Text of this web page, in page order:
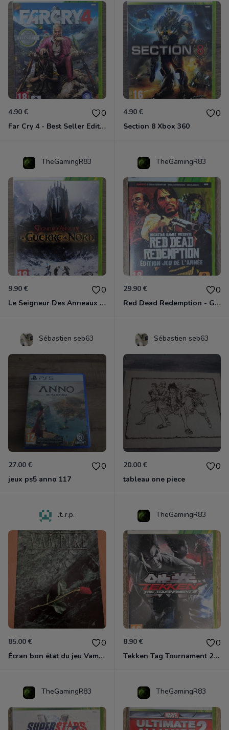
4.90 € 0
Far Cry 4 - Best Seller Edition Xbox 360
4.90 € 0
Section 8 Xbox 360
TheGamingR83
9.90 € 0
Le Seigneur Des Anneaux - La Guerre Du Nord Xbox 360
TheGamingR83
29.90 € 0
Red Dead Redemption - Game Of The Year Xbox 360
Sébastien seb63
27.00 € 0
jeux ps5 anno 117
Sébastien seb63
20.00 € 0
tableau one piece
.t..r.p.
85.00 € 0
Écran bon état du jeu Vampire et livre de règles « la mascarade » état d’usage
TheGamingR83
8.90 € 0
Tekken Tag Tournament 2 Xbox 360
TheGamingR83 TheGamingR83